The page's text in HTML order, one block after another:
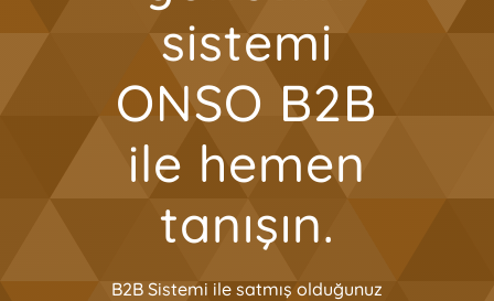
sistemi
ONSO B2B
ile hemen
tanışın.
B2B Sistemi ile satmış olduğunuz